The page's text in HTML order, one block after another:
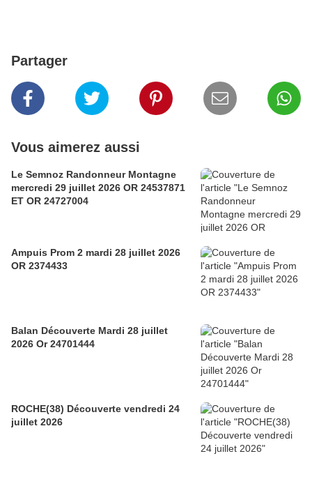
Partager
Vous aimerez aussi
Le Semnoz Randonneur Montagne
mercredi 29 juillet 2026 OR 24537871
ET OR 24727004
Ampuis Prom 2 mardi 28 juillet 2026
OR 2374433
Balan Découverte Mardi 28 juillet
2026 Or 24701444
ROCHE(38) Découverte vendredi 24
juillet 2026